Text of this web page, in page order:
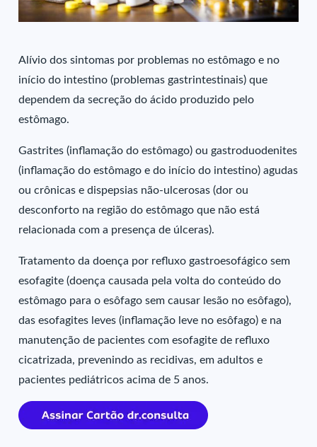
Alívio dos sintomas por problemas no estômago e no
início do intestino (problemas gastrintestinais) que
dependem da secreção do ácido produzido pelo
estômago.
Gastrites (inflamação do estômago) ou gastroduodenites
(inflamação do estômago e do início do intestino) agudas
ou crônicas e dispepsias não-ulcerosas (dor ou
desconforto na região do estômago que não está
relacionada com a presença de úlceras).
Tratamento da doença por refluxo gastroesofágico sem
esofagite (doença causada pela volta do conteúdo do
estômago para o esôfago sem causar lesão no esôfago),
das esofagites leves (inflamação leve no esôfago) e na
manutenção de pacientes com esofagite de refluxo
cicatrizada, prevenindo as recidivas, em adultos e
pacientes pediátricos acima de 5 anos.